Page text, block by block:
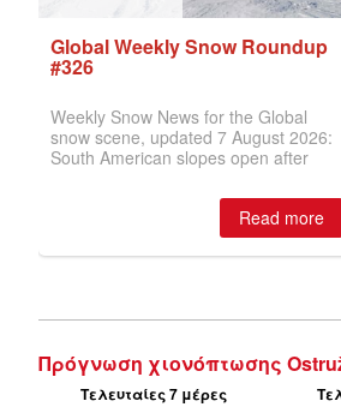
Πρόγνωση χιονόπτωσης
Τελευταίες 7 μέρες